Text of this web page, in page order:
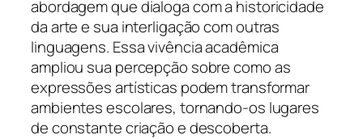
abordagem que dialoga com a historicidade
da arte e sua interligação com outras
linguagens. Essa vivência acadêmica
ampliou sua percepção sobre como as
expressões artísticas podem transformar
ambientes escolares, tornando-os lugares
de constante criação e descoberta.